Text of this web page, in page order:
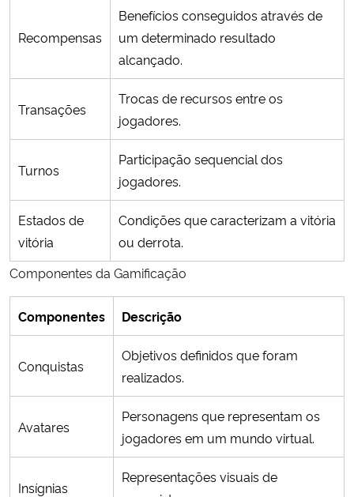
Recompensas
Benefícios conseguidos através de
um determinado resultado
alcançado.
Transações
Trocas de recursos entre os
jogadores.
Turnos
Participação sequencial dos
jogadores.
Estados de
vitória
Condições que caracterizam a vitória
ou derrota.
Componentes da Gamificação
Componentes Descrição
Conquistas
Objetivos definidos que foram
realizados.
Avatares
Personagens que representam os
jogadores em um mundo virtual.
Insígnias
Representações visuais de